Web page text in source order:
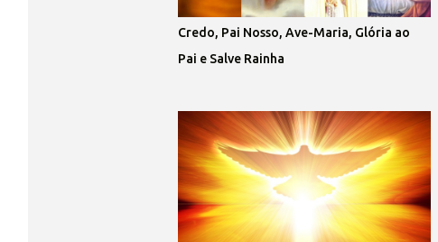
Credo, Pai Nosso, Ave-Maria, Glória ao
Pai e Salve Rainha